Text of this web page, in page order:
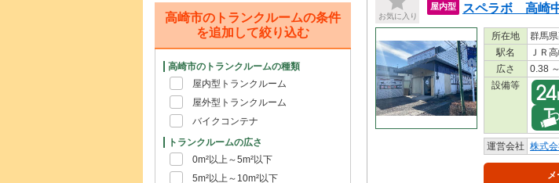
お気に入り
屋内型 スペラボ 高崎
所在地
群馬
駅名
ＪＲ
広さ
0.38
設備等
運営会社 株式
高崎市のトランクルームの条件
を追加して絞り込む
高崎市のトランクルームの種類
屋内型トランクルーム
屋外型トランクルーム
バイクコンテナ
トランクルームの広さ
0m²以上～5m²以下
5m²以上～10m²以下